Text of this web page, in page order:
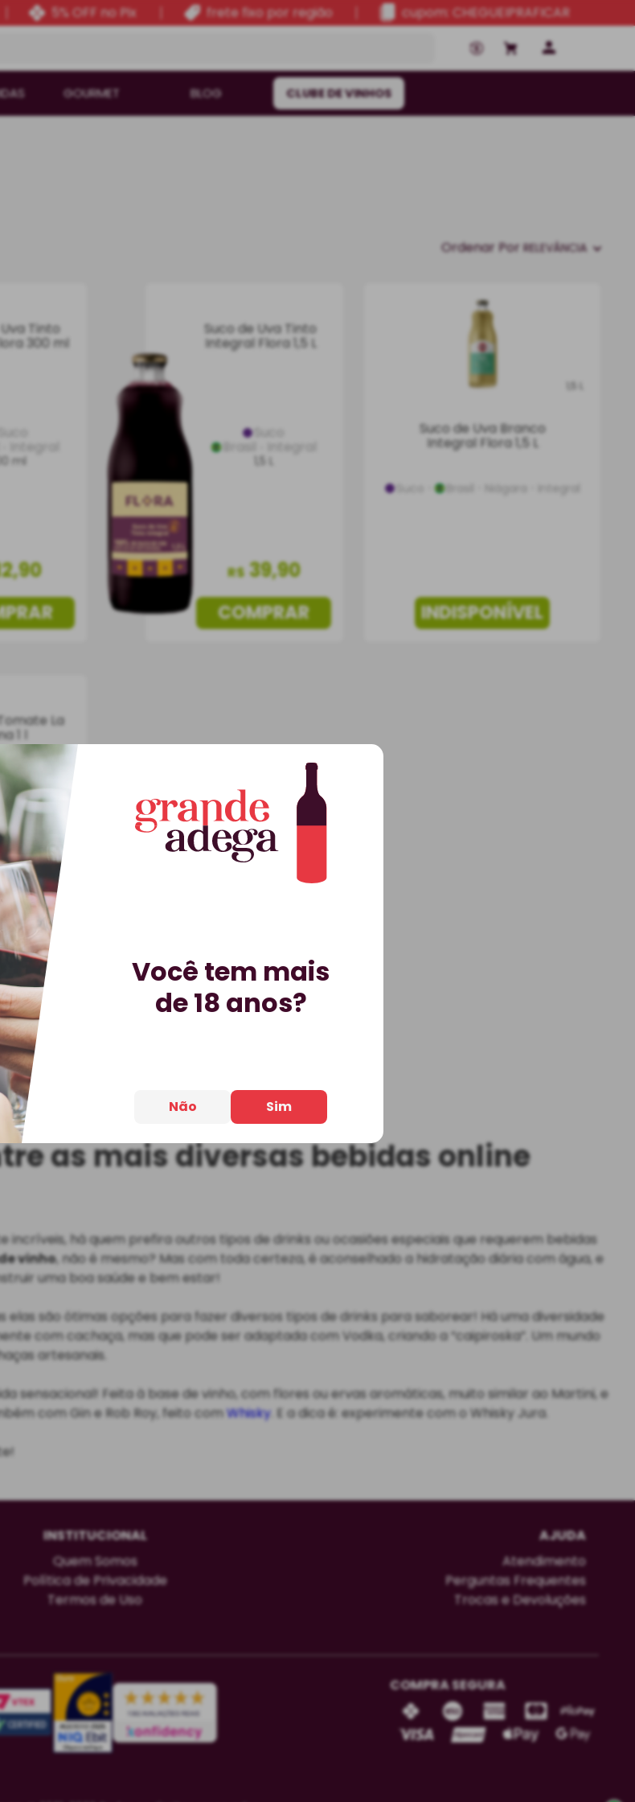
5% OFF no Pix frete fixo por região
cupom: CHEGUEIPRAFICAR
GOURMET BLOG CLUBE DE VINHOS
Ordenar Por RELEVÂNCIA
Tinto
300 ml
Integral
ml
,90
Suco de Uva Tinto
Integral Flora 1,5 L
Brasil Integral
R$ 39,90
COMPRAR
Suco de Uva Branco
Integral Flora 1,5 L
Suco Brasil
INDISPONÍVEL
La
1 l
1 l
as mais diversasbebidas online
há quem prefira outros tipos de drinks ou ocasiões especiais que requerem bebidas
vinho, não é mesmo? Mas com toda certeza, é aconselhado a hidratação diária com água, e
uma boa saúde e bem estar!
elas são ótimas opções para fazer diversos tipos de drinks para saborear! Há uma diversidade
com cachaça, mas que pode ser adaptada com Vodka, criando a “caipiroska”. Um mundo
artesanais.
sensacional! Feita à base de vinho, com flores ou ervas aromáticas, muito similar ao Martini, e
com Gin e Rob Roy, feito comWhisky . E a dica é: experimente com o Whisky Jura.
INSTITUCIONAL
Quem Somos
Política de Privacidade
Termos de Uso
AJUDA
Atendimento
Perguntas Frequentes
Trocas e Devoluções
COMPRA SEGURA
Você tem mais
de 18 anos?
Não Sim